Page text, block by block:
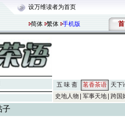
设万维读者为首页
简体 繁体 手机版 首
五 味 斋 茗香茶语
天下
史地人物
军事天地 跨国
子